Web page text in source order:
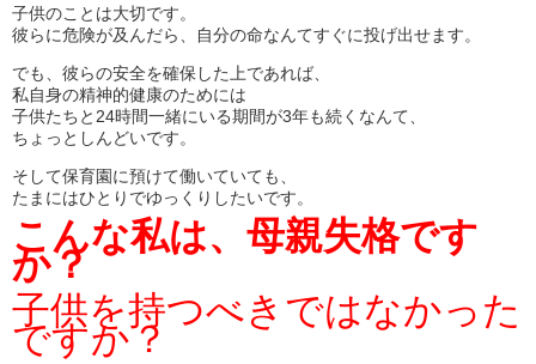
子供のことは大切です。
彼らに危険が及んだら、自分の命なんてすぐに投げ出せます。
でも、彼らの安全を確保した上であれば、
私自身の精神的健康のためには
子供たちと24時間一緒にいる期間が3年も続くなんて、
ちょっとしんどいです。
そして保育園に預けて働いていても、
たまにはひとりでゆっくりしたいです。
こんな私は、母親失格です
か？
子供を持つべきではなかった
ですか？